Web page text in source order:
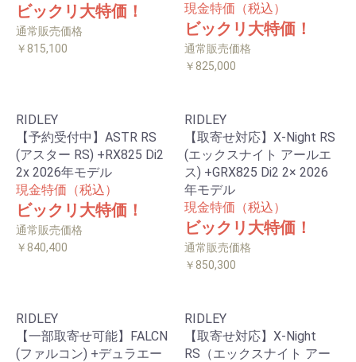
ビックリ大特価！
通常販売価格
￥815,100
現金特価（税込）
ビックリ大特価！
通常販売価格
￥825,000
RIDLEY
【予約受付中】ASTR RS
(アスター RS) +RX825 Di2
2x 2026年モデル
現金特価（税込）
ビックリ大特価！
通常販売価格
￥840,400
RIDLEY
【取寄せ対応】X-Night RS
(エックスナイト アールエ
ス) +GRX825 Di2 2× 2026
年モデル
現金特価（税込）
ビックリ大特価！
通常販売価格
￥850,300
RIDLEY
【一部取寄せ可能】FALCN
(ファルコン) +デュラエー
RIDLEY
【取寄せ対応】X-Night
RS（エックスナイト アー